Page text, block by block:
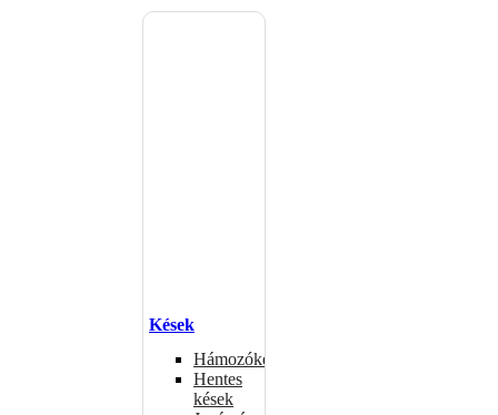
Kések
Hámozókések
Hentes
kések